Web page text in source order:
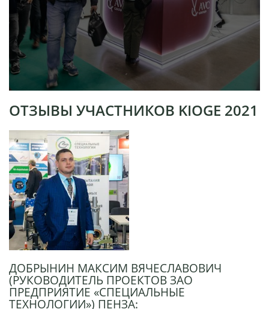
ОТЗЫВЫ УЧАСТНИКОВ KIOGE 2021
ДОБРЫНИН МАКСИМ ВЯЧЕСЛАВОВИЧ
(РУКОВОДИТЕЛЬ ПРОЕКТОВ ЗАО
ПРЕДПРИЯТИЕ «СПЕЦИАЛЬНЫЕ
ТЕХНОЛОГИИ») ПЕНЗА: